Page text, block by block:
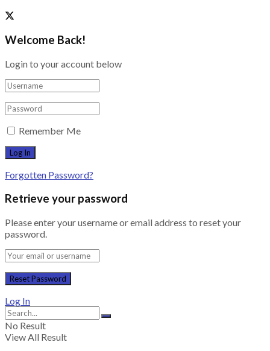
Welcome Back!
Login to your account below
Remember Me
Forgotten Password?
Retrieve your password
Please enter your username or email address to reset your
password.
Log In
No Result
View All Result